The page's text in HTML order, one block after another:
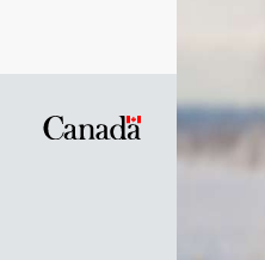
Symbole